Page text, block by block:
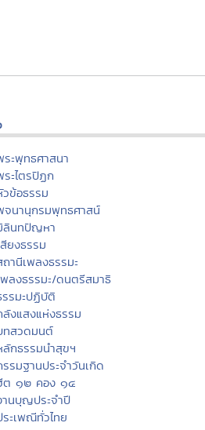
ะพุทธศาสนา
ะไตรปิฏก
วข้อธรรม
จนานุกรมพุทธศาสน์
ลินทปัญหา
สียงธรรม
านีเพลงธรรมะ
พลงธรรมะ/ดนตรีสมาธิ
รมะปฏิบัติ
ลังแสงแห่งธรรม
ทสวดมนต์
ลักธรรมนำสุขฯ
รมฐานประจำวันเกิด
ต ๑๒ คอง ๑๔
านบุญประจำปี
ระเพณีทั่วไทย